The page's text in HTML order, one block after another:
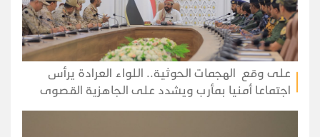
على وقع الهجمات الحوثية.. اللواء العرادة يرأس
اجتماعا أمنيا بمأرب ويشدد على الجاهزية القصوى